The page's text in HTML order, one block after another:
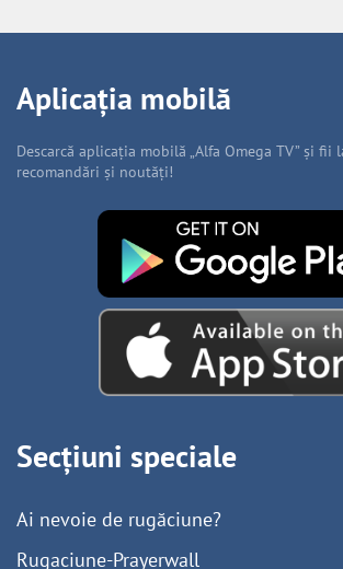
Aplicația mobilă
Descarcă aplicația mobilă „Alfa Omega TV” și fii
recomandări și noutăți!
Secțiuni speciale
Ai nevoie de rugăciune?
Rugaciune-Prayerwall